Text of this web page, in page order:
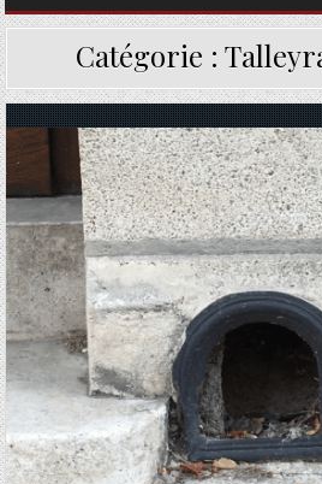
Catégorie :
Posted in